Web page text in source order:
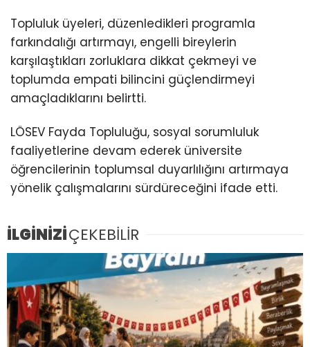
Topluluk üyeleri, düzenledikleri programla
farkındalığı artırmayı, engelli bireylerin
karşılaştıkları zorluklara dikkat çekmeyi ve
toplumda empati bilincini güçlendirmeyi
amaçladıklarını belirtti.
LÖSEV Fayda Topluluğu, sosyal sorumluluk
faaliyetlerine devam ederek üniversite
öğrencilerinin toplumsal duyarlılığını artırmaya
yönelik çalışmalarını sürdüreceğini ifade etti.
İLGİNİZİÇEKEBİLİR